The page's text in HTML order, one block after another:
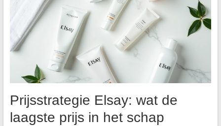
Prijsstrategie Elsay: wat de
laagste prijs in het schap